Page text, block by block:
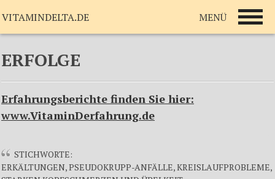
ERFOLGE
Erfahrungsberichte finden Sie hier:
www.VitaminDerfahrung.de
STICHWORTE:
ERKÄLTUNGEN, PSEUDOKRUPP-ANFÄLLE, KREISLAUFPROBLEME,
VITAMINDELTA.DE MENÜ